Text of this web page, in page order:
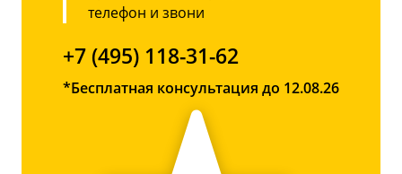
телефон и звони
+7 (495) 118-31-62
*Бесплатная консультация до 12.08.26